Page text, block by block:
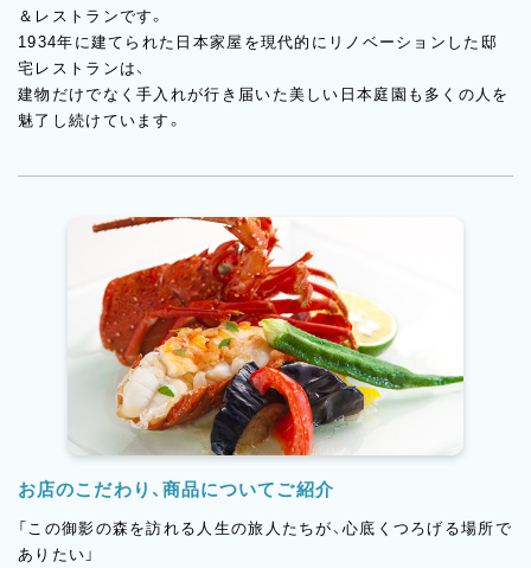
＆レストランです。
1934年に建てられた日本家屋を現代的にリノベーションした邸
宅レストランは、
建物だけでなく手入れが行き届いた美しい日本庭園も多くの人を
魅了し続けています。
お店のこだわり、商品についてご紹介
「この御影の森を訪れる人生の旅人たちが、心底くつろげる場所で
ありたい」